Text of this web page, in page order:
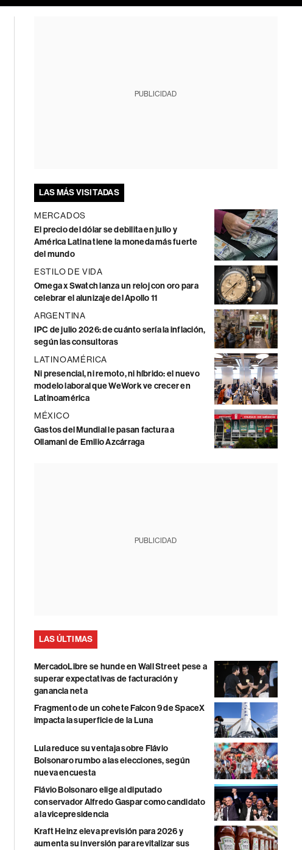
PUBLICIDAD
LAS MÁS VISITADAS
MERCADOS
El precio del dólar se debilita en julio y
América Latina tiene la moneda más fuerte
del mundo
ESTILO DE VIDA
Omega x Swatch lanza un reloj con oro para
celebrar el alunizaje del Apollo 11
ARGENTINA
IPC de julio 2026: de cuánto sería la inflación,
según las consultoras
LATINOAMÉRICA
Ni presencial, ni remoto, ni híbrido: el nuevo
modelo laboral que WeWork ve crecer en
Latinoamérica
MÉXICO
Gastos del Mundial le pasan factura a
Ollamani de Emilio Azcárraga
PUBLICIDAD
LAS ÚLTIMAS
MercadoLibre se hunde en Wall Street pese a
superar expectativas de facturación y
ganancia neta
Fragmento de un cohete Falcon 9 de SpaceX
impacta la superficie de la Luna
Lula reduce su ventaja sobre Flávio
Bolsonaro rumbo a las elecciones, según
nueva encuesta
Flávio Bolsonaro elige al diputado
conservador Alfredo Gaspar como candidato
a la vicepresidencia
Kraft Heinz eleva previsión para 2026 y
aumenta su inversión para revitalizar sus